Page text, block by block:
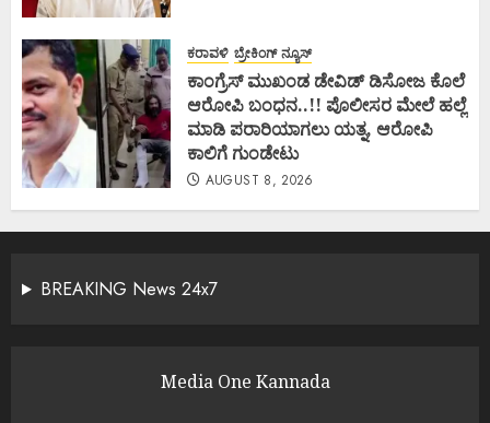
ಕರಾವಳಿ ಬ್ರೇಕಿಂಗ್ ನ್ಯೂಸ್
ಕಾಂಗ್ರೆಸ್ ಮುಖಂಡ ಡೇವಿಡ್ ಡಿಸೋಜ ಕೊಲೆ
ಆರೋಪಿ ಬಂಧನ..!! ಪೊಲೀಸರ ಮೇಲೆ ಹಲ್ಲೆ
ಮಾಡಿ ಪರಾರಿಯಾಗಲು ಯತ್ನ, ಆರೋಪಿ
ಕಾಲಿಗೆ ಗುಂಡೇಟು
AUGUST 8, 2026
BREAKING News 24x7
Media One Kannada